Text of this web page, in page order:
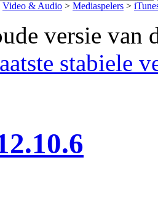
Video & Audio > Mediaspelers >
versie van
stabiele